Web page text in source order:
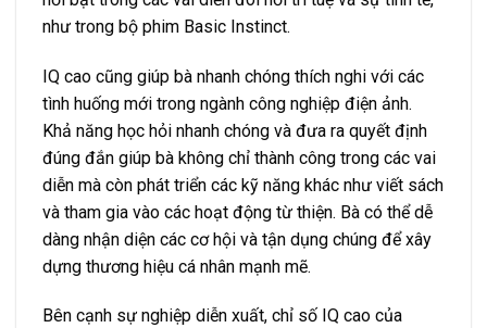
như trong bộ phim Basic Instinct.
IQ cao cũng giúp bà nhanh chóng thích nghi với các
tình huống mới trong ngành công nghiệp điện ảnh.
Khả năng học hỏi nhanh chóng và đưa ra quyết định
đúng đắn giúp bà không chỉ thành công trong các vai
diễn mà còn phát triển các kỹ năng khác như viết sách
và tham gia vào các hoạt động từ thiện. Bà có thể dễ
dàng nhận diện các cơ hội và tận dụng chúng để xây
dựng thương hiệu cá nhân mạnh mẽ.
Bên cạnh sự nghiệp diễn xuất, chỉ số IQ cao của